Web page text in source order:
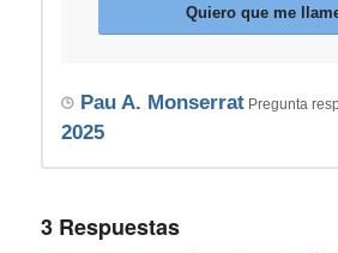
Quiero que me
Pau A. MonserratPregunta
2025
3Respuestas